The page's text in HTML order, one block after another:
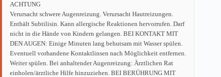
ACHTUNG
Verursacht schwere Augenreizung. Verursacht Hautreizungen.
Enthält Subtilisin. Kann allergische Reaktionen hervorrufen. Darf
nicht in die Hände von Kindern gelangen. BEI KONTAKT MIT
DEN AUGEN: Einige Minuten lang behutsam mit Wasser spülen.
Eventuell vorhandene Kontaktlinsen nach Möglichkeit entfernen.
Weiter spülen. Bei anhaltender Augenreizung: Ärztlichen Rat
einholen/ärztliche Hilfe hinzuziehen. BEI BERÜHRUNG MIT